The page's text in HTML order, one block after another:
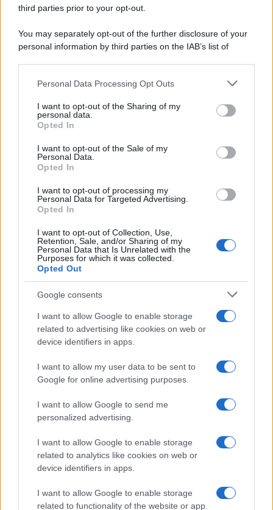
third parties prior to your opt-out.
You may separately opt-out of the further disclosure of your
personal information by third parties on the IAB’s list of
This information may also be disclosed by us to third parties
disclose it to other third parties.
Please note that this website/app uses one or more Google
services and may gather and store information including but
not limited to your visit or usage behaviour. You may click to
grant or deny consent to Google and its third-party tags to
consent section.
Personal Data Processing Opt Outs
I want to opt-out of the Sharing of my
personal data.
Opted In
I want to opt-out of the Sale of my
Personal Data.
Opted In
I want to opt-out of processing my
Personal Data for Targeted Advertising.
Opted In
I want to opt-out of Collection, Use,
Retention, Sale, and/or Sharing of my
Personal Data that Is Unrelated with the
Purposes for which it was collected.
Opted Out
Google consents
I want to allow Google to enable storage
related to advertising like cookies on web or
device identifiers in apps.
I want to allow my user data to be sent to
Google for online advertising purposes.
I want to allow Google to send me
personalized advertising.
I want to allow Google to enable storage
related to analytics like cookies on web or
device identifiers in apps.
I want to allow Google to enable storage
related to functionality of the website or app.